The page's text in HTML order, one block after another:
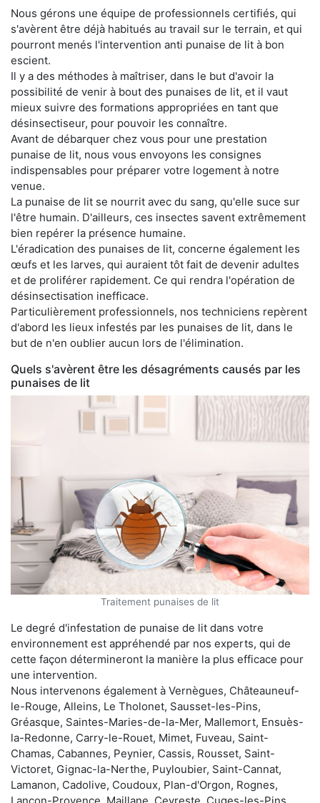
Nous gérons une équipe de professionnels certifiés, qui
s'avèrent être déjà habitués au travail sur le terrain, et qui
pourront menés l'intervention anti punaise de lit à bon
escient.
Il y a des méthodes à maîtriser, dans le but d'avoir la
possibilité de venir à bout des punaises de lit, et il vaut
mieux suivre des formations appropriées en tant que
désinsectiseur, pour pouvoir les connaître.
Avant de débarquer chez vous pour une prestation
punaise de lit, nous vous envoyons les consignes
indispensables pour préparer votre logement à notre
venue.
La punaise de lit se nourrit avec du sang, qu'elle suce sur
l'être humain. D'ailleurs, ces insectes savent extrêmement
bien repérer la présence humaine.
L'éradication des punaises de lit, concerne également les
œufs et les larves, qui auraient tôt fait de devenir adultes
et de proliférer rapidement. Ce qui rendra l'opération de
désinsectisation inefficace.
Particulièrement professionnels, nos techniciens repèrent
d'abord les lieux infestés par les punaises de lit, dans le
but de n'en oublier aucun lors de l'élimination.
Quels s'avèrent être les désagréments causés par les
punaises de lit
Traitement punaises de lit
Le degré d'infestation de punaise de lit dans votre
environnement est appréhendé par nos experts, qui de
cette façon détermineront la manière la plus efficace pour
une intervention.
Nous intervenons également à Vernègues, Châteauneuf-
le-Rouge, Alleins, Le Tholonet, Sausset-les-Pins,
Gréasque, Saintes-Maries-de-la-Mer, Mallemort, Ensuès-
la-Redonne, Carry-le-Rouet, Mimet, Fuveau, Saint-
Chamas, Cabannes, Peynier, Cassis, Rousset, Saint-
Victoret, Gignac-la-Nerthe, Puyloubier, Saint-Cannat,
Lamanon, Cadolive, Coudoux, Plan-d'Orgon, Rognes,
Lançon-Provence, Maillane, Ceyreste, Cuges-les-Pins,